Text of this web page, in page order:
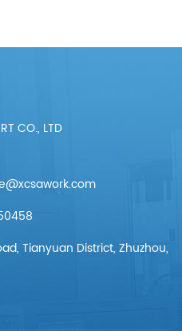
CO., LTD
Tianyuan District, Zhuzhou,